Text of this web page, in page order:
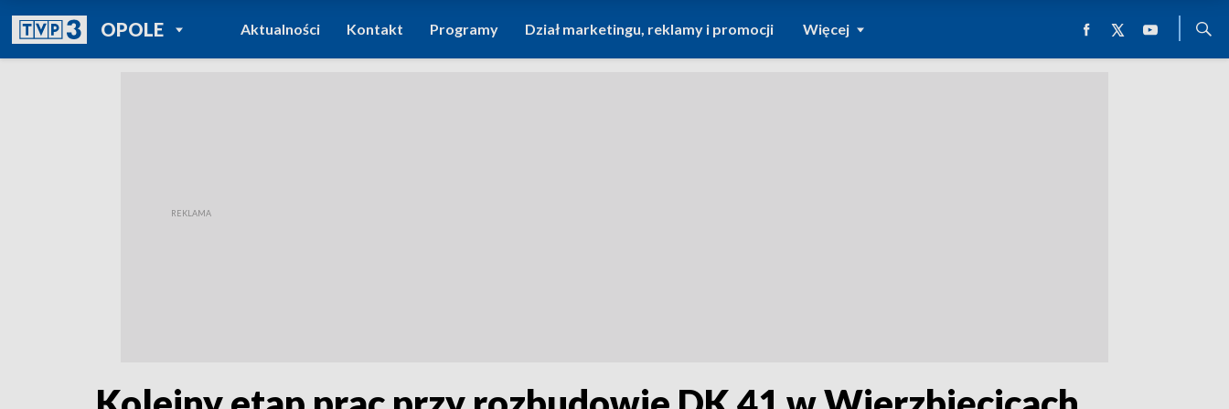
OPOLEPOWRÓT DO
TVP REGIONY
Aktualności Kontakt Programy Dział marketingu, reklamy i promocji Więcej